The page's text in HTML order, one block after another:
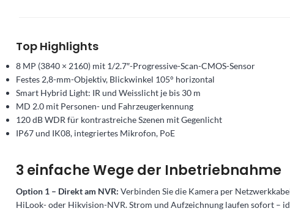
Top Highlights
8 MP (3840 × 2160) mit 1/2.7″-Progressive-Scan-CMOS-Sensor
Festes 2,8-mm-Objektiv, Blickwinkel 105° horizontal
Smart Hybrid Light: IR und Weisslicht je bis 30 m
MD 2.0 mit Personen- und Fahrzeugerkennung
120 dB WDR für kontrastreiche Szenen mit Gegenlicht
IP67 und IK08, integriertes Mikrofon, PoE
3 einfache Wege der Inbetriebnahme
Option 1 – Direkt am NVR: Verbinden Sie die Kamera per
HiLook- oder Hikvision-NVR. Strom und Aufzeichnung laufen sofort –